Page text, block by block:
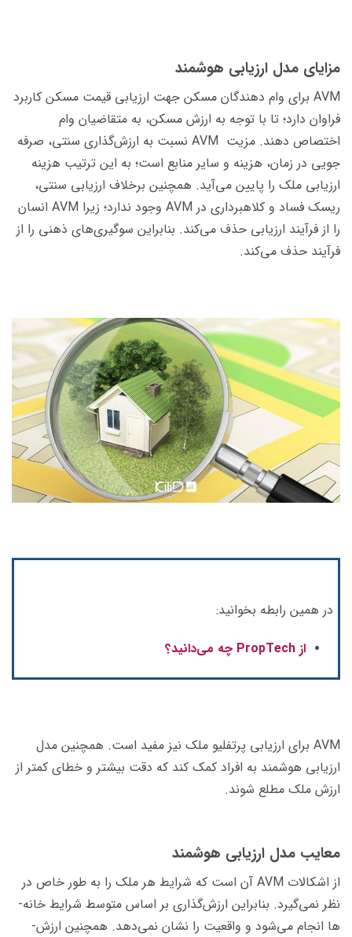
مزایای مدل ارزیابی هوشمند
AVM برای وام دهندگان مسکن جهت ارزیابی قیمت مسکن کاربرد
فراوان دارد؛ تا با توجه به ارزش مسکن، به متقاضیان وام
اختصاص دهند. مزیت AVM نسبت به ارزش­‌گذاری سنتی، صرفه
جویی در زمان، هزینه و سایر منابع است؛ به این ترتیب هزینه
ارزیابی ملک را پایین می‌آید. همچنین برخلاف ارزیابی سنتی،
ریسک فساد و کلاه­برداری در AVM وجود ندارد؛ زیرا AVM انسان
را از فرآیند ارزیابی حذف می­‌کند. بنابراین سوگیری‌­های ذهنی را از
فرآیند حذف می­‌کند.
در همین رابطه بخوانید:
از PropTech چه می‌دانید؟
AVM برای ارزیابی پرتفلیو ملک نیز مفید است. همچنین مدل
ارزیابی هوشمند به افراد کمک کند که دقت بیشتر و خطای کمتر از
ارزش ملک مطلع شوند.
معایب مدل ارزیابی هوشمند
از اشکالات AVM آن است که شرایط هر ملک را به طور خاص در
نظر نمی‌­گیرد. بنابراین ارزش‌­گذاری بر اساس متوسط شرایط خانه‌­
ها انجام می‌­­شود و واقعیت را نشان نمی‌­دهد. همچنین ارزش‌­